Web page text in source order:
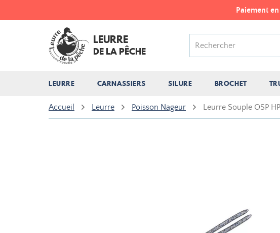
Paiement
LEURRE
DE LA PÊCHE
LEURRE CARNASSIERS SILURE BROCHET
Accueil Leurre Poisson Nageur Leurre Souple OSP